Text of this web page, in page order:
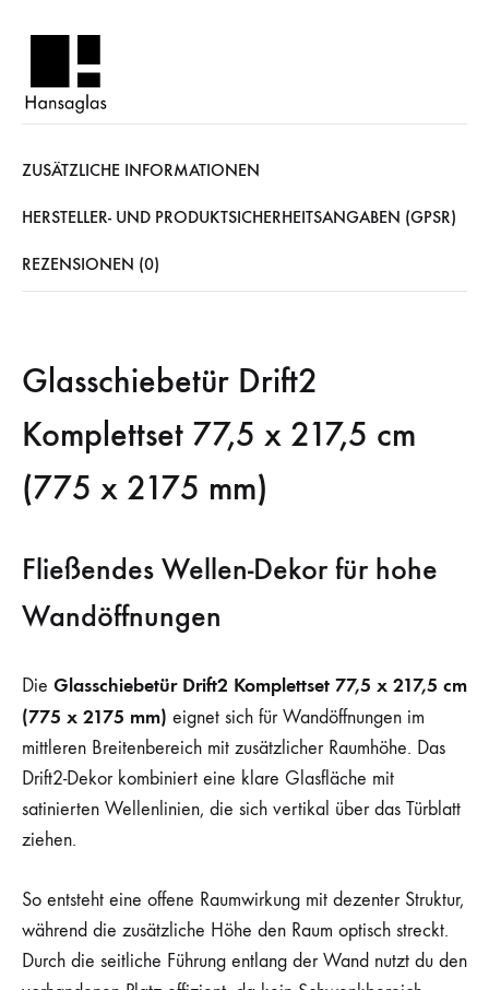
ZUSÄTZLICHE INFORMATIONEN
HERSTELLER- UND PRODUKTSICHERHEITSANGABEN (GPSR)
REZENSIONEN (0)
Glasschiebetür Drift2
Komplettset 77,5 x 217,5 cm
(775 x 2175 mm)
Fließendes Wellen-Dekor für hohe
Wandöffnungen
Die Glasschiebetür Drift2 Komplettset 77,5 x 217,5 cm
(775 x 2175 mm) eignet sich für Wandöffnungen im
mittleren Breitenbereich mit zusätzlicher Raumhöhe. Das
Drift2-Dekor kombiniert eine klare Glasfläche mit
satinierten Wellenlinien, die sich vertikal über das Türblatt
ziehen.
So entsteht eine offene Raumwirkung mit dezenter Struktur,
während die zusätzliche Höhe den Raum optisch streckt.
Durch die seitliche Führung entlang der Wand nutzt du den